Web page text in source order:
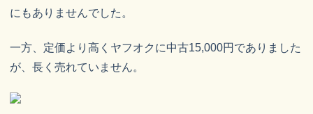
にもありませんでした。
一方、定価より高くヤフオクに中古15,000円でありました
が、長く売れていません。